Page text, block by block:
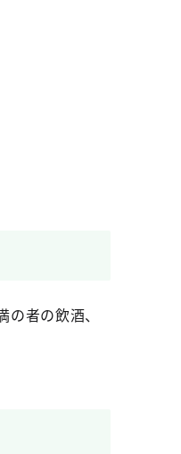
者の飲酒、